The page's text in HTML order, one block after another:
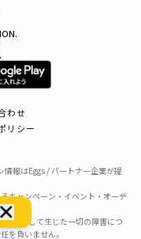
わせ
リシー
報はEggs / パートナー企業が提
キャンペーン・イベント・オーデ
を利用して生じた一切の障害につ
を負いません。